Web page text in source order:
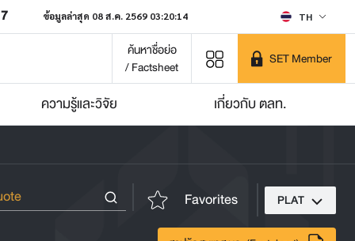
ข้อมูลล่าสุด 08 ส.ค. 2569 03:20:14 TH
ค้นหาชื่อย่อ
/ Factsheet
SET Member
ความรู้และวิจัย เกี่ยวกับ ตลท.
Favorites PLAT